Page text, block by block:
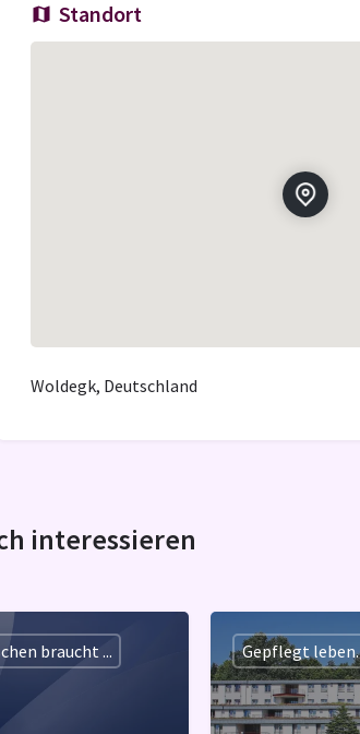
Standort
Woldegk, Deutschland
interessieren
braucht ... Gepflegt leben.